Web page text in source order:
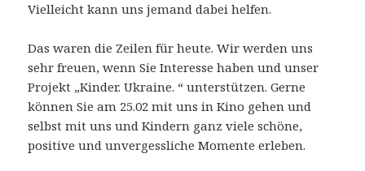
Vielleicht kann uns jemand dabei helfen.
Das waren die Zeilen für heute. Wir werden uns
sehr freuen, wenn Sie Interesse haben und unser
Projekt „Kinder. Ukraine. “ unterstützen. Gerne
können Sie am 25.02 mit uns in Kino gehen und
selbst mit uns und Kindern ganz viele schöne,
positive und unvergessliche Momente erleben.